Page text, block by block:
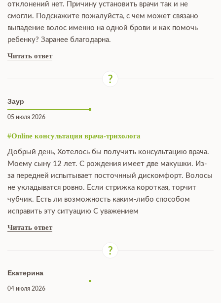
отклонений нет. Причину установить врачи так и не
смогли. Подскажите пожалуйста, с чем может связано
выпадение волос именно на одной брови и как помочь
ребенку? Заранее благодарна.
Читать ответ
Заур
05 июля 2026
#Online консультация врача-трихолога
Добрый день, Хотелось бы получить консультацию врача.
Моему сыну 12 лет. С рождения имеет две макушки. Из-
за передней испытывает посточнный дискомфорт. Волосы
не укладыватся ровно. Если стрижка короткая, торчит
чубчик. Есть ли возможность каким-либо способом
исправить эту ситуацию С уважением
Читать ответ
Екатерина
04 июля 2026